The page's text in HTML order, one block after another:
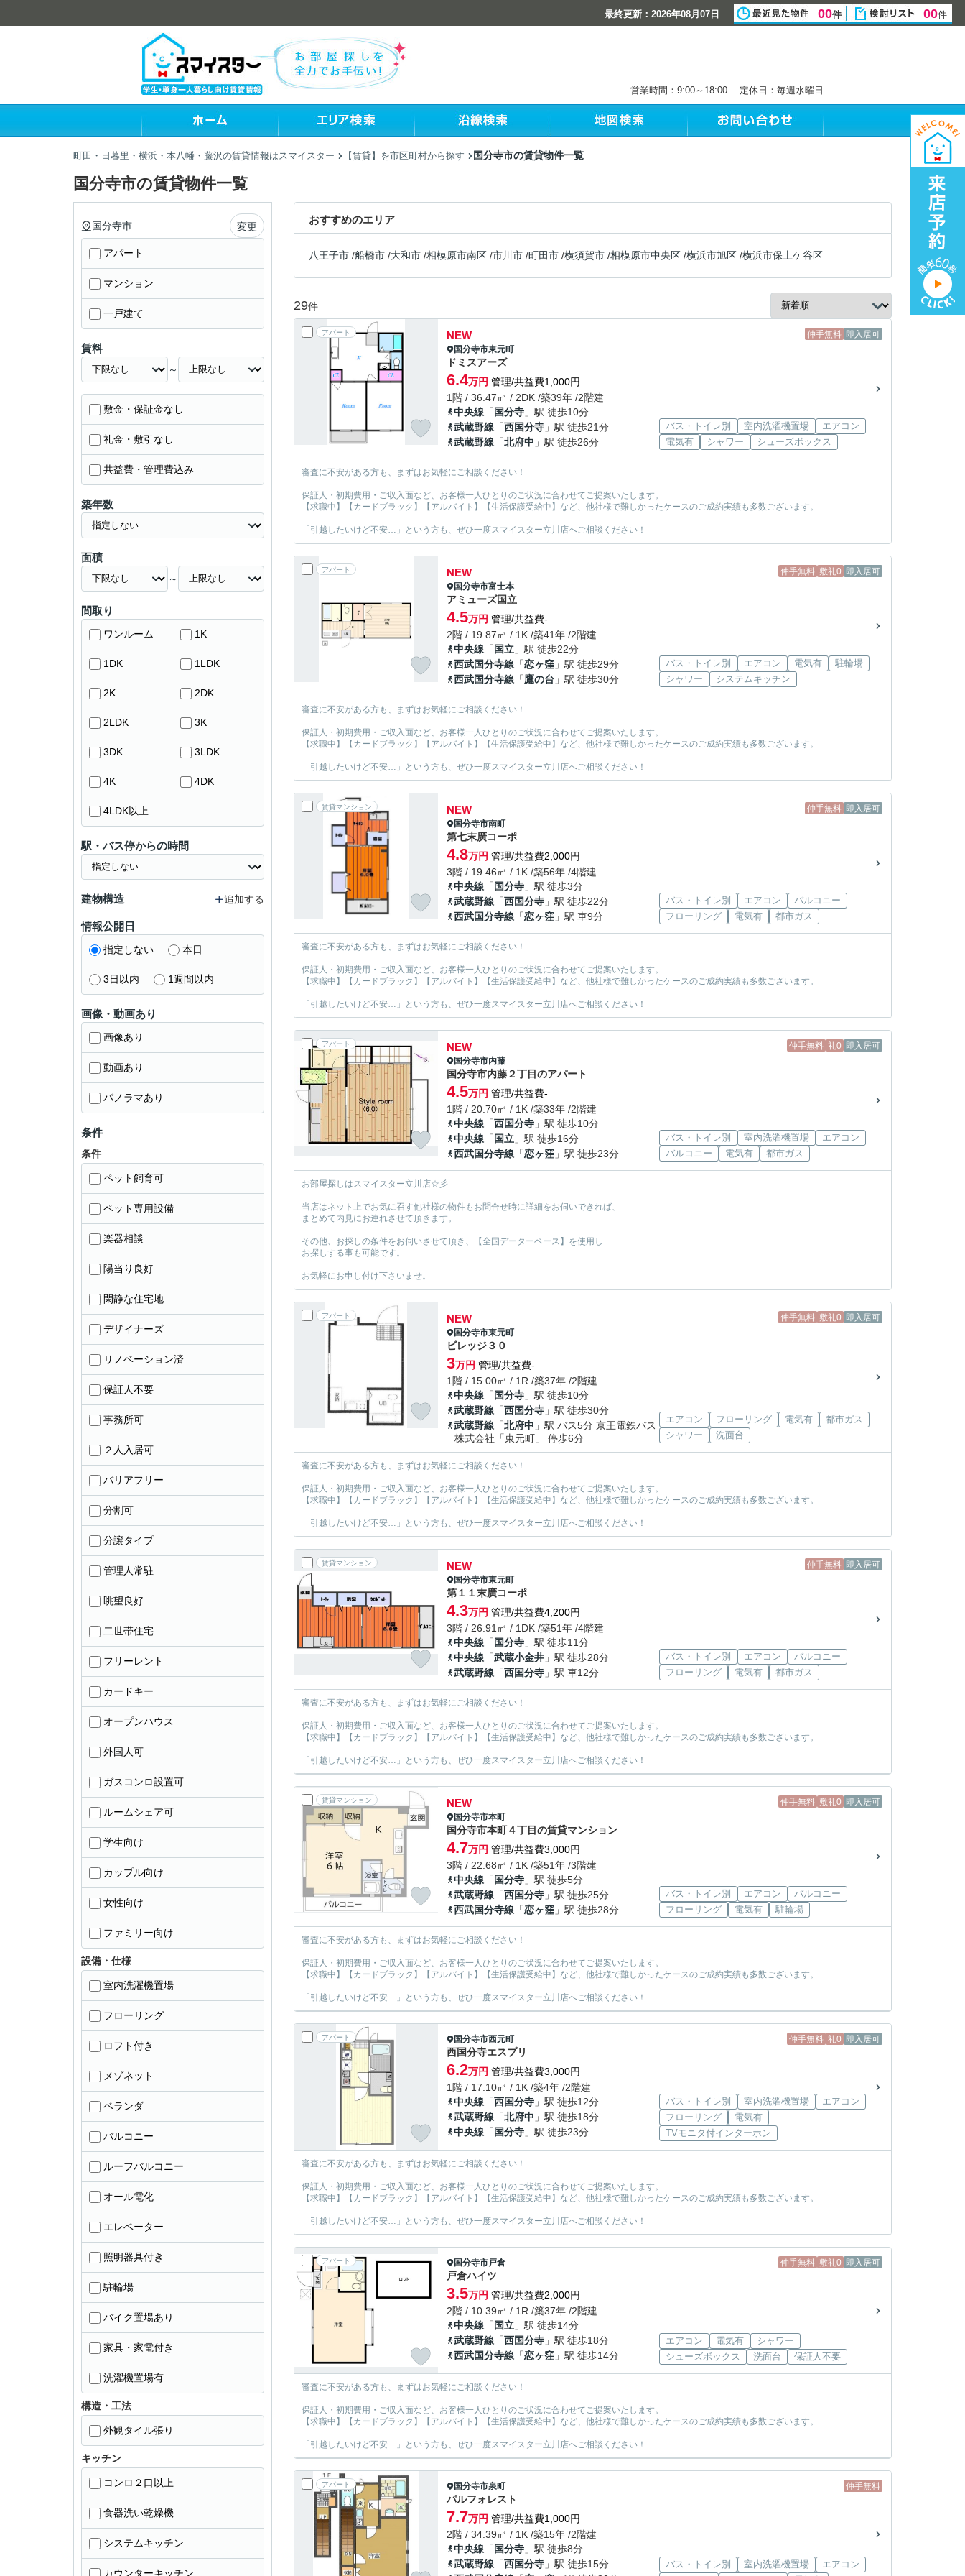
最終更新：2026年08月07日 00件 00件
営業時間：9:00～18:00 定休日：毎週水曜日
町田・日暮里・横浜・本八幡・藤沢の賃貸情報はスマイスター 【賃貸】を市区町村から探す 国分寺市の賃貸物件一覧
国分寺市の賃貸物件一覧
おすすめのエリア
八王子市 /船橋市 /大和市 /相模原市南区 /市川市 /町田市 /横須賀市 /相模原市中央区 /横浜市旭区 /横浜市保土ケ谷区
29件
アパート 仲手無料 即入居可
NEW
国分寺市東元町
ドミスアーズ
6.4万円 管理/共益費1,000円
1階 / 36.47㎡ / 2DK /築39年 /2階建
中央線 「 国分寺 」駅 徒歩10分
武蔵野線 「西国分寺 」駅 徒歩21分
武蔵野線 「北府中 」駅 徒歩26分
バス・トイレ別 室内洗濯機置場
エアコン
電気有
シャワー シューズボックス
審査に不安がある方も、まずはお気軽にご相談ください！
保証人・初期費用・ご収入面など、お客様一人ひとりのご状況に合わせてご提案いたします。
【求職中】【カードブラック】【アルバイト】【生活保護受給中】など、他社様で難しかったケースのご成約実績も多数ございます。
「引越したいけど不安…」という方も、ぜひ一度スマイスター立川店へご相談ください！
アパート 仲手無料 敷礼0 即入居可
NEW
国分寺市富士本
アミューズ国立
4.5万円 管理/共益費-
2階 / 19.87㎡ / 1K /築41年 /2階建
中央線 「 国立 」駅 徒歩22分
西武国分寺線 「恋ヶ窪 」駅 徒歩29分
西武国分寺線 「鷹の台 」駅 徒歩30分
バス・トイレ別 エアコン 電気有
駐輪場
シャワー
システムキッチン
審査に不安がある方も、まずはお気軽にご相談ください！
保証人・初期費用・ご収入面など、お客様一人ひとりのご状況に合わせてご提案いたします。
【求職中】【カードブラック】【アルバイト】【生活保護受給中】など、他社様で難しかったケースのご成約実績も多数ございます。
「引越したいけど不安…」という方も、ぜひ一度スマイスター立川店へご相談ください！
賃貸マンション 仲手無料 即入居可
NEW
国分寺市南町
第七末廣コーポ
4.8万円 管理/共益費2,000円
3階 / 19.46㎡ / 1K /築56年 /4階建
中央線 「 国分寺 」駅 徒歩3分
武蔵野線 「西国分寺 」駅 徒歩22分
西武国分寺線 「恋ヶ窪 」駅 車9分
バス・トイレ別 エアコン
バルコニー
フローリング
電気有 都市ガス
審査に不安がある方も、まずはお気軽にご相談ください！
保証人・初期費用・ご収入面など、お客様一人ひとりのご状況に合わせてご提案いたします。
【求職中】【カードブラック】【アルバイト】【生活保護受給中】など、他社様で難しかったケースのご成約実績も多数ございます。
「引越したいけど不安…」という方も、ぜひ一度スマイスター立川店へご相談ください！
アパート 仲手無料 礼0 即入居可
NEW
国分寺市内藤
国分寺市内藤２丁目のアパート
4.5万円 管理/共益費-
1階 / 20.70㎡ / 1K /築33年 /2階建
中央線 「西国分寺 」駅 徒歩10分
中央線 「 国立 」駅 徒歩16分
西武国分寺線 「恋ヶ窪 」駅 徒歩23分
バス・トイレ別 室内洗濯機置場
エアコン
バルコニー
電気有 都市ガス
お部屋探しはスマイスター立川店☆彡
当店はネット上でお気に召す他社様の物件もお問合せ時に詳細をお伺いできれば、
まとめて内見にお連れさせて頂きます。
その他、お探しの条件をお伺いさせて頂き、【全国データーベース】を使用し
お探しする事も可能です。
お気軽にお申し付け下さいませ。
アパート 仲手無料 敷礼0 即入居可
NEW
国分寺市東元町
ビレッジ３０
3万円 管理/共益費-
1階 / 15.00㎡ / 1R /築37年 /2階建
中央線 「 国分寺 」駅 徒歩10分
武蔵野線 「西国分寺 」駅 徒歩30分
武蔵野線 「北府中 」駅 バス5分 京王電鉄バス
株式会社「東元町」 停歩6分
エアコン フローリング 電気有
都市ガス
シャワー
洗面台
審査に不安がある方も、まずはお気軽にご相談ください！
保証人・初期費用・ご収入面など、お客様一人ひとりのご状況に合わせてご提案いたします。
【求職中】【カードブラック】【アルバイト】【生活保護受給中】など、他社様で難しかったケースのご成約実績も多数ございます。
「引越したいけど不安…」という方も、ぜひ一度スマイスター立川店へご相談ください！
賃貸マンション 仲手無料 即入居可
NEW
国分寺市東元町
第１１末廣コーポ
4.3万円 管理/共益費4,200円
3階 / 26.91㎡ / 1DK /築51年 /4階建
中央線 「 国分寺 」駅 徒歩11分
中央線 「武蔵小金井 」駅 徒歩28分
武蔵野線 「西国分寺 」駅 車12分
バス・トイレ別 エアコン
バルコニー
フローリング
電気有 都市ガス
審査に不安がある方も、まずはお気軽にご相談ください！
保証人・初期費用・ご収入面など、お客様一人ひとりのご状況に合わせてご提案いたします。
【求職中】【カードブラック】【アルバイト】【生活保護受給中】など、他社様で難しかったケースのご成約実績も多数ございます。
「引越したいけど不安…」という方も、ぜひ一度スマイスター立川店へご相談ください！
賃貸マンション 仲手無料 敷礼0 即入居可
NEW
国分寺市本町
国分寺市本町４丁目の賃貸マンション
4.7万円 管理/共益費3,000円
3階 / 22.68㎡ / 1K /築51年 /3階建
中央線 「 国分寺 」駅 徒歩5分
武蔵野線 「西国分寺 」駅 徒歩25分
西武国分寺線 「恋ヶ窪 」駅 徒歩28分
バス・トイレ別 エアコン
バルコニー
フローリング
電気有 駐輪場
審査に不安がある方も、まずはお気軽にご相談ください！
保証人・初期費用・ご収入面など、お客様一人ひとりのご状況に合わせてご提案いたします。
【求職中】【カードブラック】【アルバイト】【生活保護受給中】など、他社様で難しかったケースのご成約実績も多数ございます。
「引越したいけど不安…」という方も、ぜひ一度スマイスター立川店へご相談ください！
アパート 仲手無料 礼0 即入居可
国分寺市西元町
西国分寺エスプリ
6.2万円 管理/共益費3,000円
1階 / 17.10㎡ / 1K /築4年 /2階建
中央線 「西国分寺 」駅 徒歩12分
武蔵野線 「北府中 」駅 徒歩18分
中央線 「 国分寺 」駅 徒歩23分
バス・トイレ別 室内洗濯機置場
エアコン
フローリング
電気有
TVモニタ付インターホン
審査に不安がある方も、まずはお気軽にご相談ください！
保証人・初期費用・ご収入面など、お客様一人ひとりのご状況に合わせてご提案いたします。
【求職中】【カードブラック】【アルバイト】【生活保護受給中】など、他社様で難しかったケースのご成約実績も多数ございます。
「引越したいけど不安…」という方も、ぜひ一度スマイスター立川店へご相談ください！
アパート 仲手無料 敷礼0 即入居可
国分寺市戸倉
戸倉ハイツ
3.5万円 管理/共益費2,000円
2階 / 10.39㎡ / 1R /築37年 /2階建
中央線 「 国立 」駅 徒歩14分
武蔵野線 「西国分寺 」駅 徒歩18分
西武国分寺線 「恋ヶ窪 」駅 徒歩14分
エアコン 電気有
シャワー
シューズボックス
洗面台 保証人不要
審査に不安がある方も、まずはお気軽にご相談ください！
保証人・初期費用・ご収入面など、お客様一人ひとりのご状況に合わせてご提案いたします。
【求職中】【カードブラック】【アルバイト】【生活保護受給中】など、他社様で難しかったケースのご成約実績も多数ございます。
「引越したいけど不安…」という方も、ぜひ一度スマイスター立川店へご相談ください！
アパート 仲手無料
国分寺市泉町
パルフォレスト
7.7万円 管理/共益費1,000円
2階 / 34.39㎡ / 1K /築15年 /2階建
中央線 「 国分寺 」駅 徒歩8分
武蔵野線 「西国分寺 」駅 徒歩15分
バス・トイレ別 室内洗濯機置場
エアコン
国分寺市 変更
アパート
マンション
一戸建て
賃料
～
敷金・保証金なし
礼金・敷引なし
共益費・管理費込み
築年数
面積
～
間取り
ワンルーム 1K
1DK 1LDK
2K 2DK
2LDK 3K
3DK 3LDK
4K 4DK
4LDK以上
駅・バス停からの時間
建物構造 追加する
情報公開日
指定しない 本日
3日以内 1週間以内
画像・動画あり
画像あり
動画あり
パノラマあり
条件
条件
ペット飼育可
ペット専用設備
楽器相談
陽当り良好
閑静な住宅地
デザイナーズ
リノベーション済
保証人不要
事務所可
２人入居可
バリアフリー
分割可
分譲タイプ
管理人常駐
眺望良好
二世帯住宅
フリーレント
カードキー
オープンハウス
外国人可
ガスコンロ設置可
ルームシェア可
学生向け
カップル向け
女性向け
ファミリー向け
設備・仕様
室内洗濯機置場
フローリング
ロフト付き
メゾネット
ベランダ
バルコニー
ルーフバルコニー
オール電化
エレベーター
照明器具付き
駐輪場
バイク置場あり
家具・家電付き
洗濯機置場有
構造・工法
外観タイル張り
キッチン
コンロ２口以上
食器洗い乾燥機
システムキッチン
カウンターキッチン